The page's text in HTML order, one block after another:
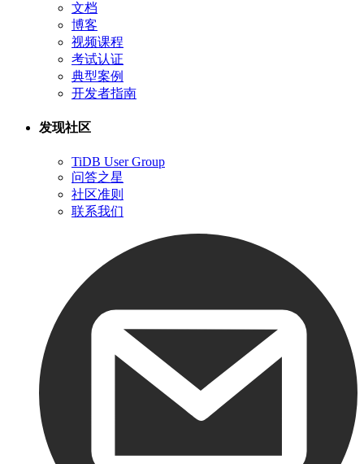
文档
博客
视频课程
考试认证
典型案例
开发者指南
发现社区
TiDB User Group
问答之星
社区准则
联系我们